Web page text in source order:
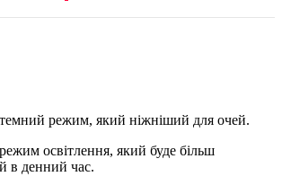
режим, який ніжніший для очей.
освітлення, який буде більш
в денний час.